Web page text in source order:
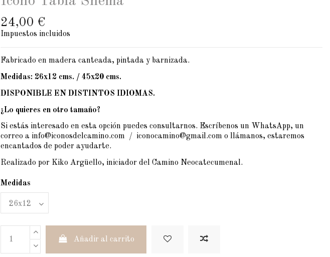
24,00 €
Impuestos incluidos
Fabricado en madera canteada, pintada y barnizada.
Medidas: 26x12 cms. / 45x20 cms.
DISPONIBLE EN DISTINTOS IDIOMAS.
¿Lo quieres en otro tamaño?
Si estás interesado en esta opción puedes consultarnos. Escríbenos un WhatsApp, un
correo a info@iconosdelcamino.com / iconocamino@gmail.com o llámanos, estaremos
encantados de poder ayudarte.
Realizado por Kiko Argüello, iniciador del Camino Neocatecumenal.
Medidas
Añadir al carrito